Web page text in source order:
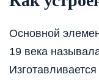
Основной
19 века